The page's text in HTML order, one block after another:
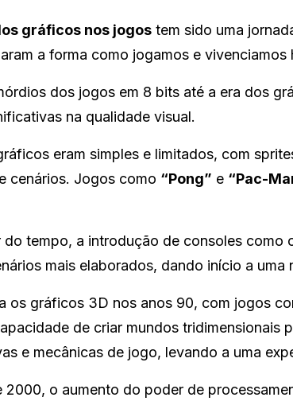
gráficos nos jogos tem sido uma
a forma como jogamos e vivenciamos
dos jogos em 8 bits até a era dos
na qualidade visual.
eram simples e limitados, com
cenários. Jogos como “Pong” e “Pac-
do tempo, a introdução de consoles como
mais elaborados, dando início a uma
os gráficos 3D nos anos 90, com jogos
de criar mundos tridimensionais
e mecânicas de jogo, levando a uma
2000, o aumento do poder de